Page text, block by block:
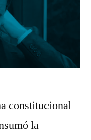
constitucional
la